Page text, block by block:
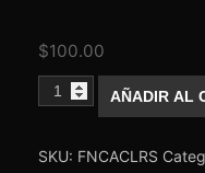
$100.00
Coleccion
Rose
cantidad
AÑADIR AL
SKU: FNCACLRS